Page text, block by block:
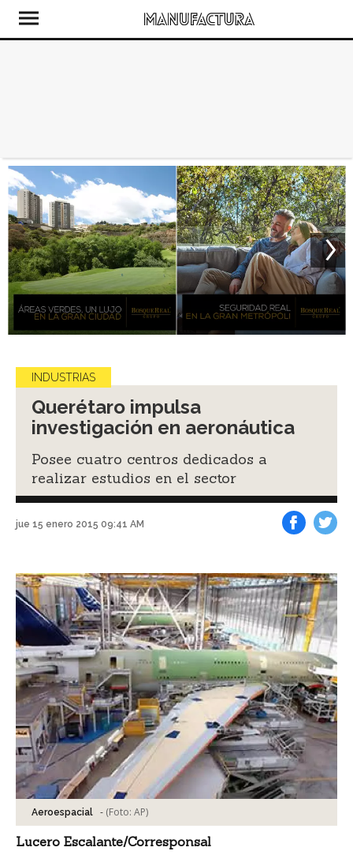
INDUSTRIAS
Querétaro impulsa
investigación en aeronáutica
Posee cuatro centros dedicados a
realizar estudios en el sector
jue 15 enero 2015 09:41 AM
Aeroespacial - (Foto: AP)
Lucero Escalante/Corresponsal